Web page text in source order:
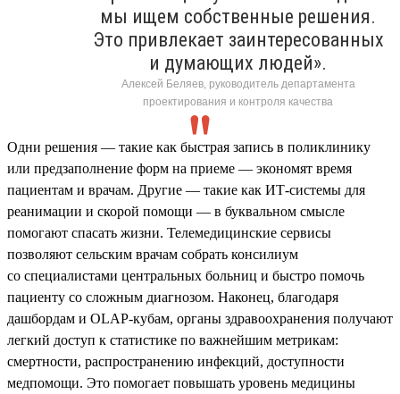
мы ищем собственные решения.
Это привлекает заинтересованных
и думающих людей».
Алексей Беляев, руководитель департамента
проектирования и контроля качества
Одни решения — такие как быстрая запись в поликлинику
или предзаполнение форм на приеме — экономят время
пациентам и врачам. Другие — такие как ИТ-системы для
реанимации и скорой помощи — в буквальном смысле
помогают спасать жизни. Телемедицинские сервисы
позволяют сельским врачам собрать консилиум
со специалистами центральных больниц и быстро помочь
пациенту со сложным диагнозом. Наконец, благодаря
дашбордам и OLAP-кубам, органы здравоохранения получают
легкий доступ к статистике по важнейшим метрикам:
смертности, распространению инфекций, доступности
медпомощи. Это помогает повышать уровень медицины